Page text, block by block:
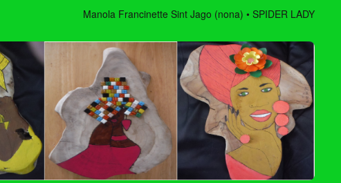
Manola Francinette Sint Jago (nona) SPIDER LADY